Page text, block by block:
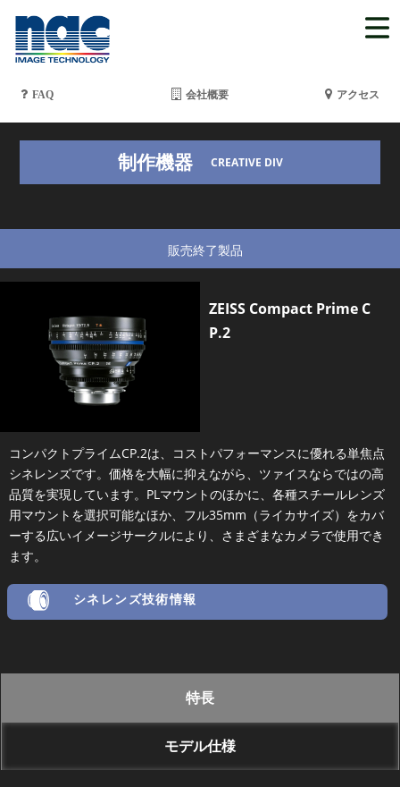
FAQ 会社概要 アクセス
制作機器 CREATIVE DIV
販売終了製品
ZEISS Compact Prime C
P.2
コンパクトプライムCP.2は、コストパフォーマンスに優れる単焦点
シネレンズです。価格を大幅に抑えながら、ツァイスならではの高
品質を実現しています。PLマウントのほかに、各種スチールレンズ
用マウントを選択可能なほか、フル35mm（ライカサイズ）をカバ
ーする広いイメージサークルにより、さまざまなカメラで使用でき
ます。
シネレンズ技術情報
特長
モデル仕様